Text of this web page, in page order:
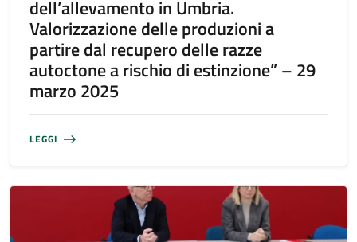
dell’allevamento in Umbria.
Valorizzazione delle produzioni a
partire dal recupero delle razze
autoctone a rischio di estinzione” – 29
marzo 2025
LEGGI